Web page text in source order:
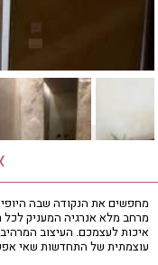
מחפשים את הנקודה שבה
מרחב מלא אנרגיה המעניק לכל
איכות לעצמכם. העיצוב
עוצמתית של התחדשות שאי